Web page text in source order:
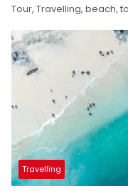
Tour, Travelling, beach,
Travelling